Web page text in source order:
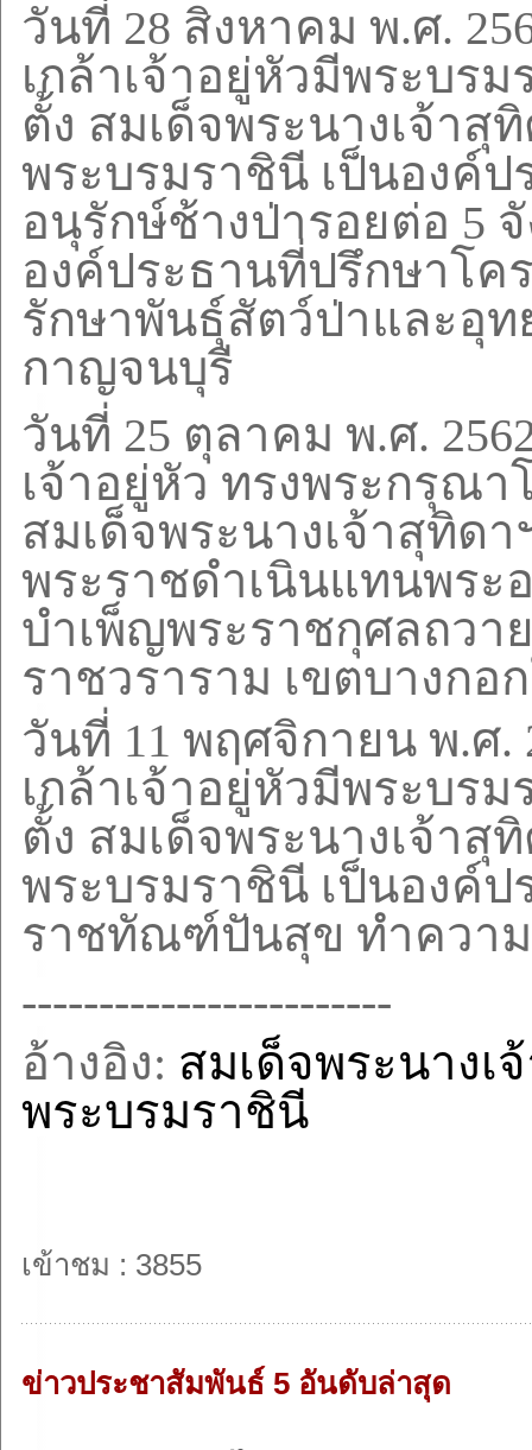
วันที่ 28 สิงหาคม พ.ศ.
เกล้าเจ้าอยู่หัวมีพระบร
ตั้ง สมเด็จพระนางเจ้า
พระบรมราชินี เป็นองค์
อนุรักษ์ช้างป่ารอยต่อ 5
องค์ประธานที่ปรึกษาโ
รักษาพันธุ์สัตว์ป่าและอุ
กาญจนบุรี
วันที่ 25 ตุลาคม พ.ศ.
เจ้าอยู่หัว ทรงพระกรุณ
สมเด็จพระนางเจ้าสุทิด
พระราชดำเนินแทนพระ
บำเพ็ญพระราชกุศลถว
ราชวราราม เขตบางก
วันที่ 11 พฤศจิกายน พ.ศ.
เกล้าเจ้าอยู่หัวมีพระบร
ตั้ง สมเด็จพระนางเจ้า
พระบรมราชินี เป็นองค์
ราชทัณฑ์ปันสุข ทำควา
------------------------
อ้างอิง: สมเด็จพระนาง
พระบรมราชินี
เข้าชม : 3855
ข่าวประชาสัมพันธ์ 5 อันดับล่าสุด